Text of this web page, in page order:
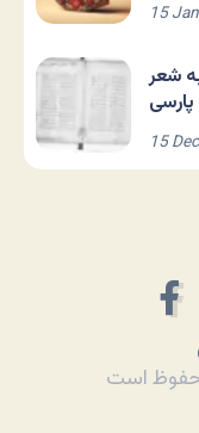
15
شعر
پارسی
15